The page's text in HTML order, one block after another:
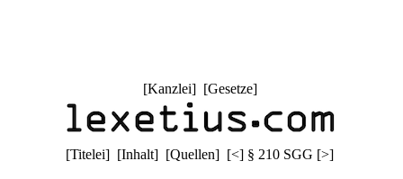
[Kanzlei] [Gesetze]
[Titelei] [Inhalt] [Quellen] [<] § 210 SGG [>]